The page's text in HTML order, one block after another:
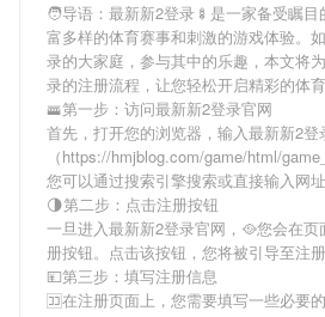
🧑导语： 最新新2登录 🍢是一家备受瞩
富多样的体育赛事和刺激的游戏体验。
录的大家庭，参与其中的乐趣，本文将
录的注册流程，让您轻松开启精彩的体育
🚟第一步：访问最新新2登录官网
首先，打开您的浏览器，输入最新新2登
（https://hmjblog.com/game/html/
您可以通过搜索引擎搜索或直接输入网址
🌗第二步：点击注册按钮
一旦进入最新新2登录官网，🥘您会在页
册按钮。点击该按钮，您将被引导至注册
💴第三步：填写注册信息
🈁在注册页面上，您需要填写一些必要